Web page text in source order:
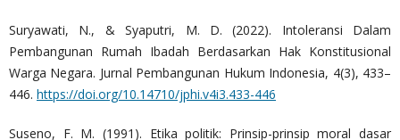
Suryawati, N., & Syaputri, M. D. (2022). Intoleransi Dalam
Pembangunan Rumah Ibadah Berdasarkan Hak Konstitusional
Warga Negara. Jurnal Pembangunan Hukum Indonesia, 4(3), 433–
446. https://doi.org/10.14710/jphi.v4i3.433-446
Suseno, F. M. (1991). Etika politik: Prinsip-prinsip moral dasar